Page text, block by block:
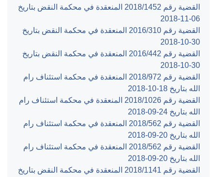
القضية رقم ‎1452‏/‎2018‏ المنعقدة في محكمة النقض بتاريخ
‎2018-11-06‏
القضية رقم ‎310‏/‎2016‏ المنعقدة في محكمة النقض بتاريخ
‎2018-10-30‏
القضية رقم ‎442‏/‎2016‏ المنعقدة في محكمة النقض بتاريخ
‎2018-10-30‏
القضية رقم ‎972‏/‎2018‏ المنعقدة في محكمة استئناف رام
الله بتاريخ ‎2018-10-18‏
القضية رقم ‎1026‏/‎2018‏ المنعقدة في محكمة استئناف رام
الله بتاريخ ‎2018-09-24‏
القضية رقم ‎562‏/‎2018‏ المنعقدة في محكمة استئناف رام
الله بتاريخ ‎2018-09-20‏
القضية رقم ‎562‏/‎2018‏ المنعقدة في محكمة استئناف رام
الله بتاريخ ‎2018-09-20‏
القضية رقم ‎1141‏/‎2018‏ المنعقدة في محكمة النقض بتاريخ